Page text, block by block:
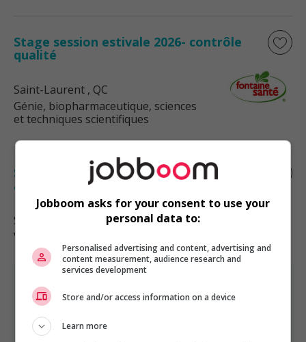
Stage session estivale 2026- contrôle
qualité
Saint-Laurent , QC
Génie, biopharmaceutique, sciences
et techniques scientifiques
Stage session estivale - département
approvisionnement
Saint-Laurent
, QC
Vente, achat et service à la clientèle
GÉNIE, BIOPHARMACEUTIQUE, SCIENCES ET TECHNIQUES
Jobboom asks for your consent to use your
personal data to:
Personalised advertising and content, advertising and
content measurement, audience research and
services development
Store and/or access information on a device
Learn more